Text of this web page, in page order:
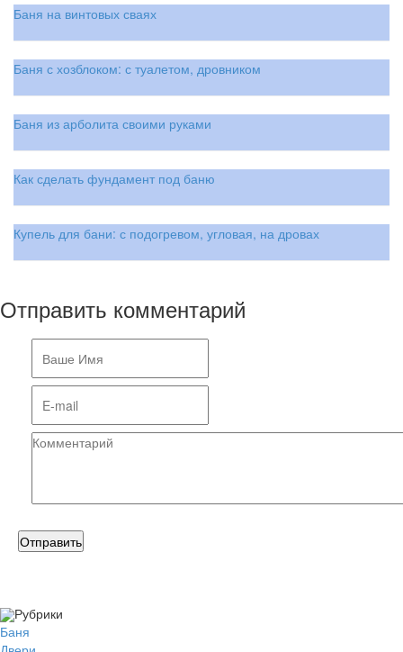
Баня на винтовых сваях
Баня с хозблоком: с туалетом, дровником
Баня из арболита своими руками
Как сделать фундамент под баню
Купель для бани: с подогревом, угловая, на дровах
Отправить комментарий
Рубрики
Баня